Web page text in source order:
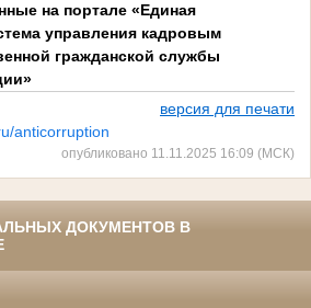
на портале «Единая
управления кадровым
гражданской службы
версия для печати
anticorruption
опубликовано 11.11.2025 16:09 (МСК)
ДОКУМЕНТОВ В